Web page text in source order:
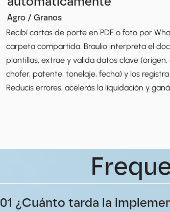
Agro / Granos
Recibí cartas de porte en PDF o foto por
carpeta compartida. Braulio interpreta el
plantillas, extrae y valida datos clave (origen,
chofer, patente, tonelaje, fecha) y los
Reducís errores, acelerás la liquidación y
01 ¿Cuánto tarda la